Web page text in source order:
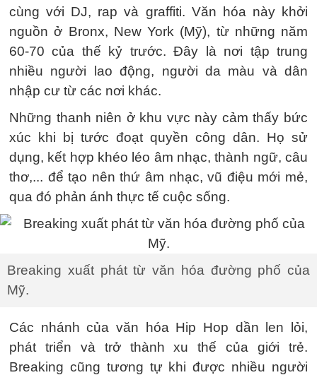
cùng với DJ, rap và graffiti. Văn hóa này khởi
nguồn ở Bronx, New York (Mỹ), từ những năm
60-70 của thế kỷ trước. Đây là nơi tập trung
nhiều người lao động, người da màu và dân
nhập cư từ các nơi khác.
Những thanh niên ở khu vực này cảm thấy bức
xúc khi bị tước đoạt quyền công dân. Họ sử
dụng, kết hợp khéo léo âm nhạc, thành ngữ, câu
thơ,... để tạo nên thứ âm nhạc, vũ điệu mới mẻ,
qua đó phản ánh thực tế cuộc sống.
Breaking xuất phát từ văn hóa đường phố của
Mỹ.
Các nhánh của văn hóa Hip Hop dần len lỏi,
phát triển và trở thành xu thế của giới trẻ.
Breaking cũng tương tự khi được nhiều người